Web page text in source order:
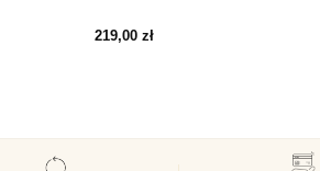
219,00 zł